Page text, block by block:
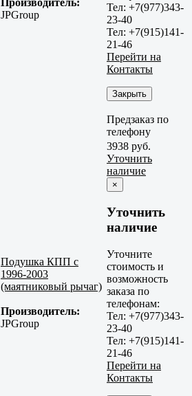
Производитель:
JPGroup
Тел: +7(977)343-
23-40
Тел: +7(915)141-
21-46
Перейти на
Контакты
Закрыть
Предзаказ по
телефону
Подушка КПП с
1996-2003
(маятниковый рычаг)
Производитель:
JPGroup
3938 руб.
Уточнить
наличие
×
Уточнить
наличие
Уточните
стоимость и
возможность
заказа по
телефонам:
Тел: +7(977)343-
23-40
Тел: +7(915)141-
21-46
Перейти на
Контакты